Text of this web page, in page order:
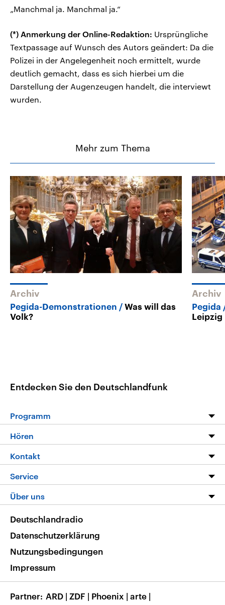
„Manchmal ja. Manchmal ja.“
(*) Anmerkung der Online-Redaktion: Ursprüngliche
Textpassage auf Wunsch des Autors geändert: Da die
Polizei in der Angelegenheit noch ermittelt, wurde
deutlich gemacht, dass es sich hierbei um die
Darstellung der Augenzeugen handelt, die interviewt
wurden.
Mehr zum Thema
Archiv
Pegida-Demonstrationen
Was will das
Volk?
Archiv
Pegida
Leipzig
Entdecken Sie den Deutschlandfunk
Programm
Programm
Die Nachrichten
Nachrichtenleicht
Neue Beiträge auf dlf.de
Hören
Livestream
Podcasts
Deutschlandfunk App
Nachrichten App
Frequenzen
Kontakt
Hörerservice
Service
FAQ
Veranstaltungen
Musikliste
RSS
Über uns
Barrierefreiheit
Deutschlandradio
Datenschutzerklärung
Nutzungsbedingungen
Impressum
Partner ARD | ZDF | Phoenix | arte |